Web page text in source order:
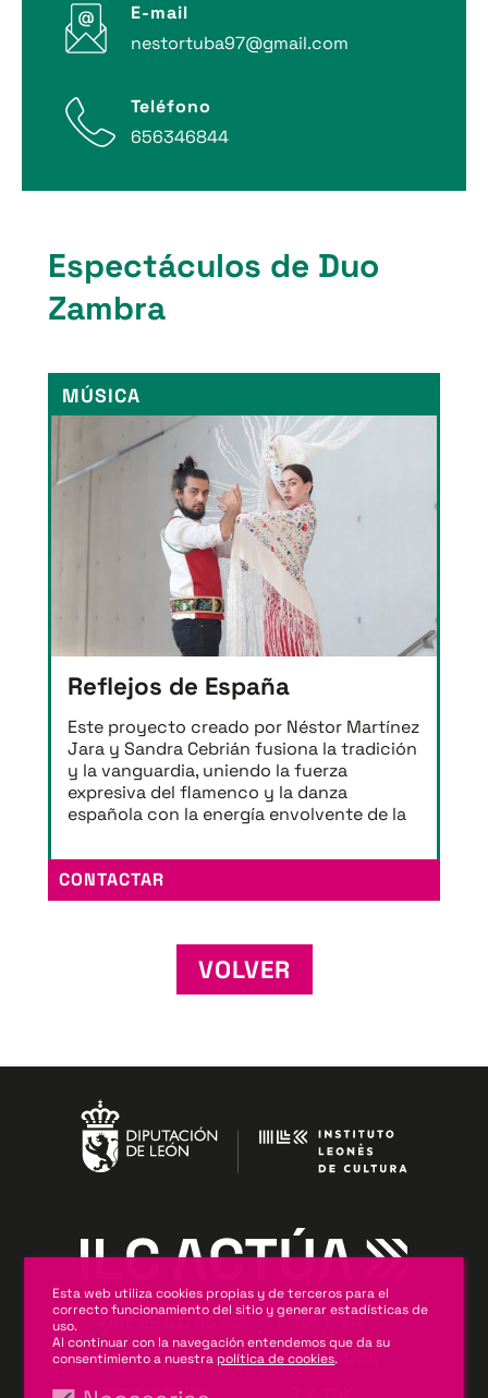
Esta web utiliza cookies propias y de terceros para el
correcto funcionamiento del sitio y generar estadísticas de
uso.
Al continuar con la navegación entendemos que da su
consentimiento a nuestra política de cookies.
E-mail
nestortuba97@gmail.com
Teléfono
656346844
Espectáculos de Duo
Zambra
MÚSICA
Reflejos de España
Este proyecto creado por Néstor Martínez
Jara y Sandra Cebrián fusiona la tradición
y la vanguardia, uniendo la fuerza
expresiva del flamenco y la danza
española con la energía envolvente de la
CONTACTAR
VOLVER
QUÉ ES ILC ACTÚA
ESPECTÁCULOS
TWITTER
FACEBOOK